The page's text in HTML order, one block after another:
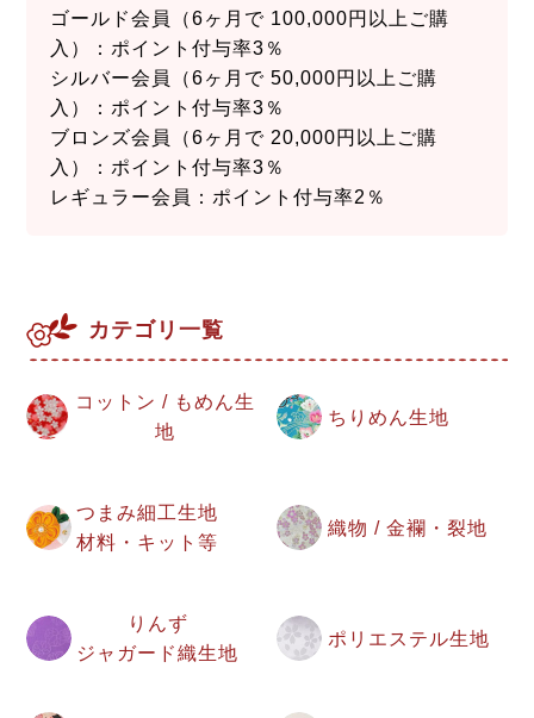
ゴールド会員（6ヶ月で 100,000円以上ご購
入）：ポイント付与率3％
シルバー会員（6ヶ月で 50,000円以上ご購
入）：ポイント付与率3％
ブロンズ会員（6ヶ月で 20,000円以上ご購
入）：ポイント付与率3％
レギュラー会員：ポイント付与率2％
カテゴリ一覧
コットン / もめん生
地
ちりめん生地
つまみ細工生地
材料・キット等
織物 / 金襴・裂地
りんず
ジャガード織生地
ポリエステル生地